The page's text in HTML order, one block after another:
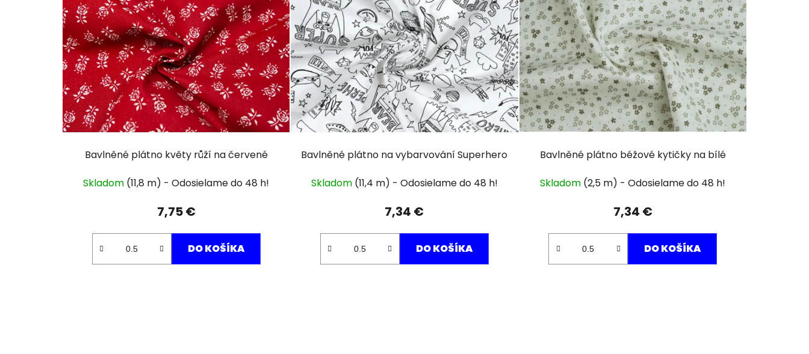
Bavlněné plátno květy růží na červené
Skladom (11,8 m)
7,75 €
DO KOŠÍKA
Bavlněné plátno na vybarvování Superhero
Skladom (11,4 m)
7,34 €
DO KOŠÍKA
Bavlněné plátno béžové kytičky na bílé
Skladom (2,5 m)
7,34 €
DO KOŠÍKA